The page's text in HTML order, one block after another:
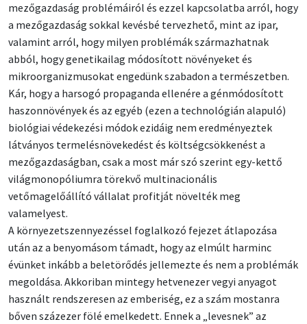
mezőgazdaság problémáiról és ezzel kapcsolatba arról, hogy
a mezőgazdaság sokkal kevésbé tervezhető, mint az ipar,
valamint arról, hogy milyen problémák származhatnak
abból, hogy genetikailag módosított növényeket és
mikroorganizmusokat engedünk szabadon a természetben.
Kár, hogy a harsogó propaganda ellenére a génmódosított
haszonnövények és az egyéb (ezen a technológián alapuló)
biológiai védekezési módok ezidáig nem eredményeztek
látványos termelésnövekedést és költségcsökkenést a
mezőgazdaságban, csak a most már szó szerint egy-kettő
világmonopóliumra törekvő multinacionális
vetőmagelőállító vállalat profitját növelték meg
valamelyest.
A környezetszennyezéssel foglalkozó fejezet átlapozása
után az a benyomásom támadt, hogy az elmúlt harminc
évünket inkább a beletörődés jellemezte és nem a problémák
megoldása. Akkoriban mintegy hetvenezer vegyi anyagot
használt rendszeresen az emberiség, ez a szám mostanra
bőven százezer fölé emelkedett. Ennek a „levesnek” az